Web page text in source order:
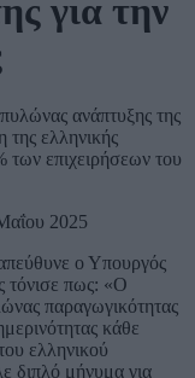
για την
ανάπτυξης της
της ελληνικής
των επιχειρήσεων του
2025